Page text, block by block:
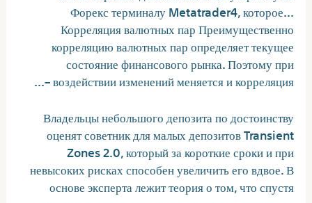
Форекс терминалу Metatrader4, которое…
Корреляция валютных пар Преимущественно
корреляцию валютных пар определяет текущее
состояние финансового рынка. Поэтому при
воздействии изменений меняется и корреляция –…
Владельцы небольшого депозита по достоинству
оценят советник для малых депозитов Transient
Zones 2.0, который за короткие сроки и при
невысоких рисках способен увеличить его вдвое. В
основе эксперта лежит теория о том, что спустя